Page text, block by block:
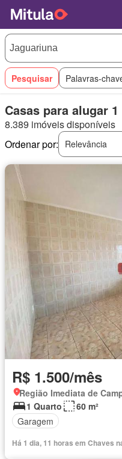
Pesquisar Palavras-
Casas para alugar
8.389 imóveis disponíveis
Ordenar por:
Relevância
R$ 1.500/mês
1 Quarto
60 m²
Garagem
Há 1 dia, 11 horas em Chaves